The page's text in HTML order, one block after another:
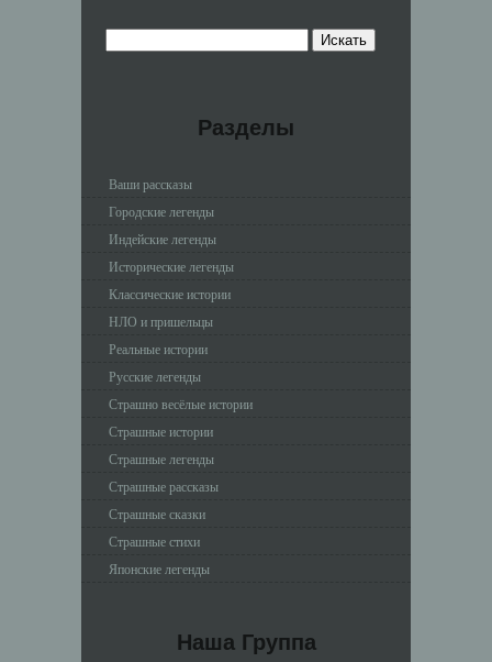
Разделы
Ваши рассказы
Городские легенды
Индейские легенды
Исторические легенды
Классические истории
НЛО и пришельцы
Реальные истории
Русские легенды
Страшно весёлые истории
Страшные истории
Страшные легенды
Страшные рассказы
Страшные сказки
Страшные стихи
Японские легенды
Наша Группа